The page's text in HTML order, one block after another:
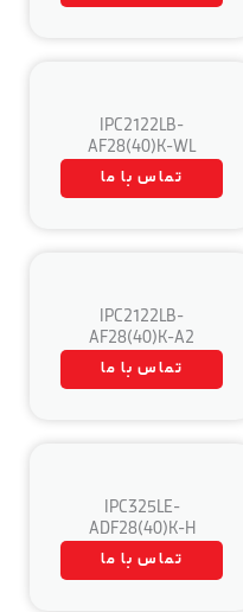
IPC2122LB-
AF28(40)K-WL
تماس با ما
IPC2122LB-
AF28(40)K-A2
تماس با ما
IPC325LE-
ADF28(40)K-H
تماس با ما